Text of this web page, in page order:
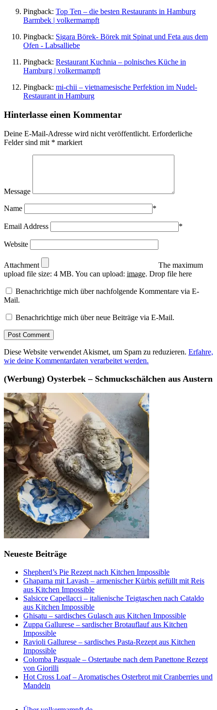
Pingback: Top Ten – die besten Restaurants in Hamburg
Barmbek | volkermampft
Pingback: Sigara Börek- Börek mit Spinat und Feta aus dem
Ofen - Labsalliebe
Pingback: Restaurant Kuchnia – polnisches Küche in
Hamburg | volkermampft
Pingback: mi-chii – vietnamesische Perfektion im Nudel-
Restaurant in Hamburg
Hinterlasse einen Kommentar
Deine E-Mail-Adresse wird nicht veröffentlicht. Erforderliche
Felder sind mit * markiert
Message
Name *
Email Address *
Website
Attachment
The maximum
upload file size: 4 MB. You can upload: image. Drop file here
Benachrichtige mich über nachfolgende Kommentare via E-
Mail.
Benachrichtige mich über neue Beiträge via E-Mail.
Diese Website verwendet Akismet, um Spam zu reduzieren. Erfahre,
wie deine Kommentardaten verarbeitet werden.
(Werbung) Oysterbek – Schmuckschälchen aus Austern
Neueste Beiträge
Shepherd’s Pie Rezept nach Kitchen Impossible
Ghapama mit Lavash – armenischer Kürbis gefüllt mit Reis
aus Kitchen Impossible
Salsicce Capellacci – italienische Teigtaschen nach Cataldo
aus Kitchen Impossible
Ghisatu – sardisches Gulasch aus Kitchen Impossible
Zuppa Gallurese – sardischer Brotauflauf aus Kitchen
Impossible
Ravioli Gallurese – sardisches Pasta-Rezept aus Kitchen
Impossible
Colomba Pasquale – Ostertaube nach dem Panettone Rezept
von Giorilli
Hot Cross Loaf – Aromatisches Osterbrot mit Cranberries und
Mandeln